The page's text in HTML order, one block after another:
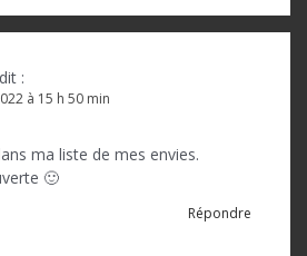
dit :
à 15 h 50 min
ma liste de mes envies.
🙂
Répondre